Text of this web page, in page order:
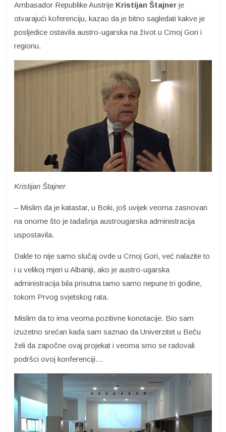
Ambasador Republike Austrije Kristijan Štajner je
otvarajući koferenciju, kazao da je bitno sagledati kakve je
posljedice ostavila austro-ugarska na život u Crnoj Gori i
regionu.
Kristijan Štajner
– Mislim da je katastar, u Boki, još uvijek veoma zasnovan
na onome što je tadašnja austrougarska administracija
uspostavila.
Dakle to nije samo slučaj ovde u Crnoj Gori, već nalazite to
i u velikoj mjeri u Albaniji, ako je austro-ugarska
administracija bila prisutna tamo samo nepune tri godine,
tokom Prvog svjetskog rata.
Mislim da to ima veoma pozitivne konotacije. Bio sam
izuzetno srećan kada sam saznao da Univerzitet u Beču
želi da započne ovaj projekat i veoma smo se radovali
podršci ovoj konferenciji…